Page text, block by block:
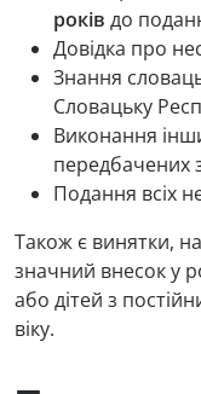
років до
Довідка про
Знання
Словацьку
Виконання
передбачених
Подання всіх
Також є винятки,
значний внесок у
або дітей з
віку.